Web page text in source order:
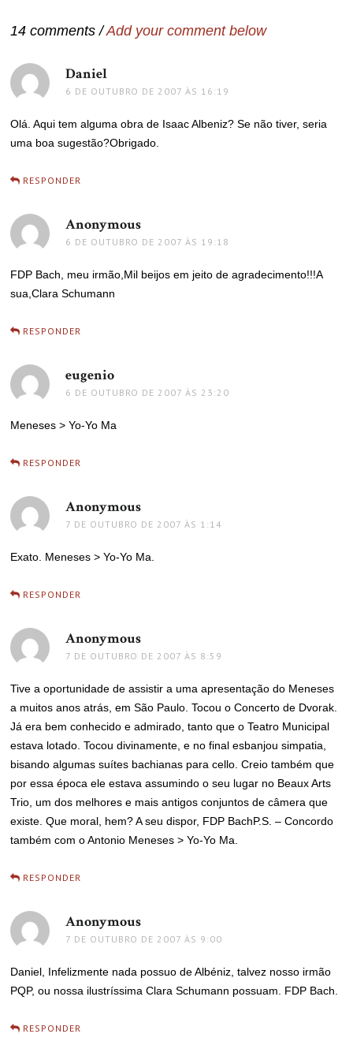
14 comments /Add your comment below
Daniel
6 DE OUTUBRO DE 2007 ÀS 16:19
Olá. Aqui tem alguma obra de Isaac Albeniz? Se não tiver, seria
uma boa sugestão?Obrigado.
RESPONDER
Anonymous
6 DE OUTUBRO DE 2007 ÀS 19:18
FDP Bach, meu irmão,Mil beijos em jeito de agradecimento!!!A
sua,Clara Schumann
RESPONDER
eugenio
6 DE OUTUBRO DE 2007 ÀS 23:20
Meneses > Yo-Yo Ma
RESPONDER
Anonymous
7 DE OUTUBRO DE 2007 ÀS 1:14
Exato. Meneses > Yo-Yo Ma.
RESPONDER
Anonymous
7 DE OUTUBRO DE 2007 ÀS 8:59
Tive a oportunidade de assistir a uma apresentação do Meneses
a muitos anos atrás, em São Paulo. Tocou o Concerto de Dvorak.
Já era bem conhecido e admirado, tanto que o Teatro Municipal
estava lotado. Tocou divinamente, e no final esbanjou simpatia,
bisando algumas suítes bachianas para cello. Creio também que
por essa época ele estava assumindo o seu lugar no Beaux Arts
Trio, um dos melhores e mais antigos conjuntos de câmera que
existe. Que moral, hem? A seu dispor, FDP BachP.S. – Concordo
também com o Antonio Meneses > Yo-Yo Ma.
RESPONDER
Anonymous
7 DE OUTUBRO DE 2007 ÀS 9:00
Daniel, Infelizmente nada possuo de Albéniz, talvez nosso irmão
PQP, ou nossa ilustríssima Clara Schumann possuam. FDP Bach.
RESPONDER